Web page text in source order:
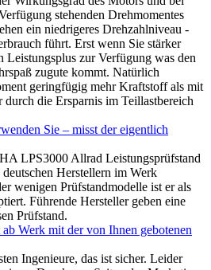
stehenden Drehmomentes
ein niedrigeres Drehzahlniveau -
führt. Erst wenn Sie stärker
Leistungsplus zur Verfügung was den
zugute kommt. Natürlich
geringfügig mehr Kraftstoff als mit
durch die Ersparnis im Teillastbereich
Sie – misst der eigentlich
LPS3000 Allrad Leistungsprüfstand
Herstellern im Werk
wenigen Prüfstandmodelle ist er als
Führende Hersteller geben eine
Prüfstand.
Werk mit der von Ihnen gebotenen
Ingenieure, das ist sicher. Leider